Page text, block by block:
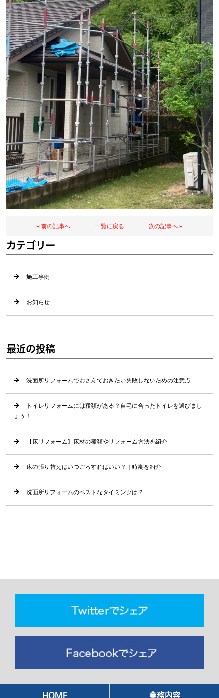
« 前の記事へ 一覧に戻る 次の記事へ »
カテゴリー
施工事例
お知らせ
最近の投稿
洗面所リフォームでおさえておきたい失敗しないための注意点
トイレリフォームには種類がある？自宅に合ったトイレを選びまし
ょう！
【床リフォーム】床材の種類やリフォーム方法を紹介
床の張り替えはいつごろすればいい？｜時期を紹介
洗面所リフォームのベストなタイミングは？
HOME 業務内容